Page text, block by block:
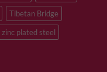
Tibetan Bridge
zinc plated steel